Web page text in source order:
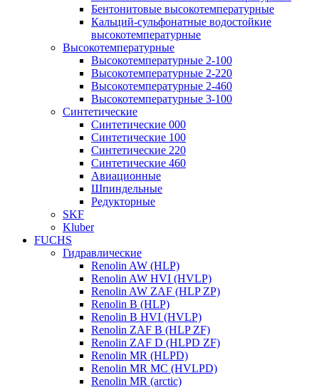
Бентонитовые высокотемпературные
Кальций-сульфонатные водостойкие
высокотемпературные
Высокотемпературные
Высокотемпературные 2-100
Высокотемпературные 2-220
Высокотемпературные 2-460
Высокотемпературные 3-100
Синтетические
Синтетические 000
Синтетические 100
Синтетические 220
Синтетические 460
Авиационные
Шпиндельные
Редукторные
SKF
Kluber
FUCHS
Гидравлические
Renolin AW (HLP)
Renolin AW HVI (HVLP)
Renolin AW ZAF (HLP ZP)
Renolin B (HLP)
Renolin B HVI (HVLP)
Renolin ZAF B (HLP ZF)
Renolin ZAF D (HLPD ZF)
Renolin MR (HLPD)
Renolin MR MC (HVLPD)
Renolin MR (arctic)